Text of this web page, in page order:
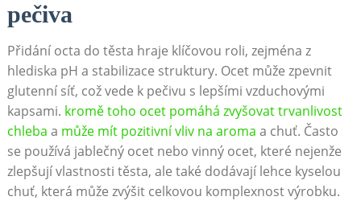
pečiva
Přidání octa‌ do těsta hraje klíčovou⁢ roli, zejména ‍z‌
hlediska pH a stabilizace‍ struktury. Ocet⁢ může​ zpevnit
⁤glutenní síť, což⁢ vede k pečivu ⁤s⁢ lepšími vzduchovými
kapsami. kromě toho ocet pomáhá zvyšovat trvanlivost
chleba a může​ mít pozitivní vliv na aroma a chuť. Často‍
se používá jablečný ocet nebo vinný ocet, které nejenže
zlepšují ⁤vlastnosti těsta, ale také‍ dodávají lehce kyselou
chuť, která může ​zvýšit celkovou komplexnost výrobku.